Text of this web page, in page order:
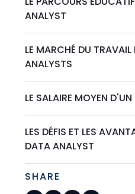
ANALYST
LE MARCHÉ DU
ANALYSTS
LE SALAIRE MOYEN
LES DÉFIS ET LES
DATA ANALYST
SHARE